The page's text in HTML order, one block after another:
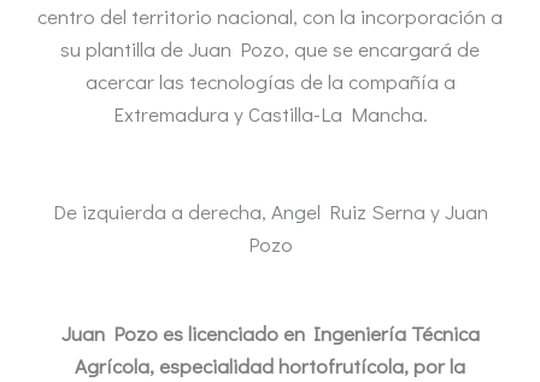
centro del territorio nacional, con la incorporación a
su plantilla de Juan Pozo, que se encargará de
acercar las tecnologías de la compañía a
Extremadura y Castilla-La Mancha.
De izquierda a derecha, Angel Ruiz Serna y Juan
Pozo
Juan Pozo es licenciado en Ingeniería Técnica
Agrícola, especialidad hortofrutícola, por la